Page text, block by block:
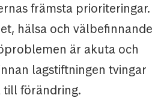
främsta prioriteringar.
hälsa och välbefinnande
är akuta och
lagstiftningen tvingar
till förändring.